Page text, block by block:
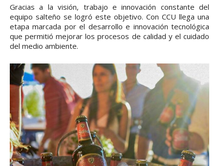
Gracias a la visión, trabajo e innovación constante del
equipo salteño se logró este objetivo. Con CCU llega una
etapa marcada por el desarrollo e innovación tecnológica
que permitió mejorar los procesos de calidad y el cuidado
del medio ambiente.